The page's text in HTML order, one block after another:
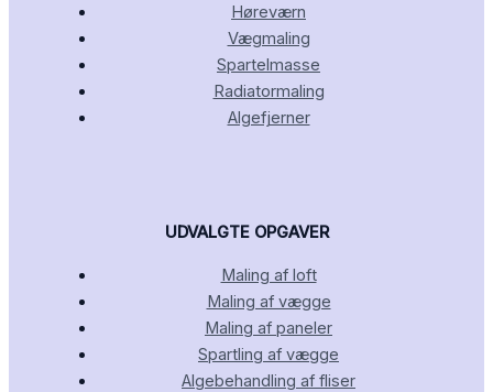
Høreværn
Vægmaling
Spartelmasse
Radiatormaling
Algefjerner
UDVALGTE OPGAVER
Maling af loft
Maling af vægge
Maling af paneler
Spartling af vægge
Algebehandling af fliser